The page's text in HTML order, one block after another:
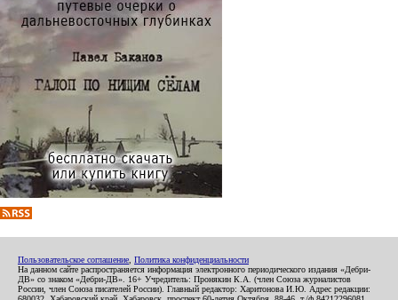
Пользовательское соглашение Политика конфиденциальности
На данном сайте распространяется информация электронного периодического издания «Дебри-
ДВ» со знаком «Дебри-ДВ». 16+ Учредитель: Пронякин К.А. (член Союза журналистов
России, член Союза писателей России). Главный редактор: Харитонова И.Ю. Адрес редакции: